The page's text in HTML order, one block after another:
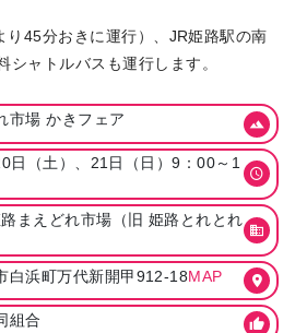
り45分おきに運行）、JR姫路駅の南
シャトルバスも運行します。
市場 かきフェア
日（土）、21日（日）9：00～1
まえどれ市場（旧 姫路とれとれ
白浜町万代新開甲912-18MAP
組合